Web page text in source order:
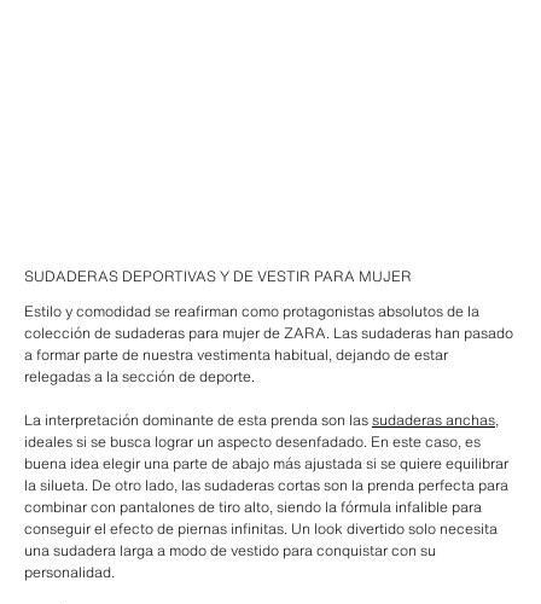
SUDADERAS DEPORTIVAS Y DE VESTIR PARA MUJER
Estilo y comodidad se reafirman como protagonistas absolutos de la
colección de sudaderas para mujer de ZARA. Las sudaderas han pasado
a formar parte de nuestra vestimenta habitual, dejando de estar
relegadas a la sección de deporte.
La interpretación dominante de esta prenda son lassudaderas anchas,
ideales si se busca lograr un aspecto desenfadado. En este caso, es
buena idea elegir una parte de abajo más ajustada si se quiere equilibrar
la silueta. De otro lado, las sudaderas cortas son la prenda perfecta para
combinar con pantalones de tiro alto, siendo la fórmula infalible para
conseguir el efecto de piernas infinitas. Un look divertido solo necesita
una sudadera larga a modo de vestido para conquistar con su
personalidad.